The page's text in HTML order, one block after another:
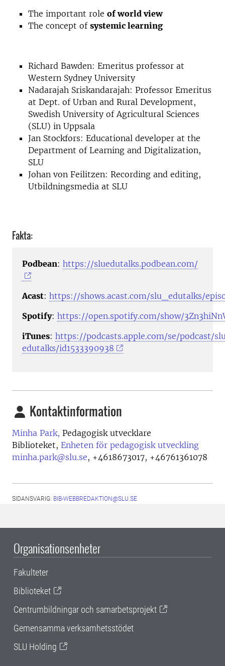
The important role of world view
The concept of systemic learning
Richard Bawden: Emeritus professor at
Western Sydney University
Nadarajah Sriskandarajah: Professor Emeritus
at Dept. of Urban and Rural Development,
Swedish University of Agricultural Sciences
(SLU) in Uppsala
Jan Stockfors: Educational developer at the
Department of Learning and Digitalization,
SLU
Johan von Feilitzen: Recording and editing,
Utbildningsmedia at SLU
Fakta:
Podbean: https://sluedutalks.podbean.com/
Acast: https://shows.acast.com/slu_edutalks/
Spotify: https://open.spotify.com/show/
iTunes: https://podcasts.apple.com/se/podcast/
edutalks/id1533390938
Kontaktinformation
Minha Park, Pedagogisk utvecklare
Biblioteket, Enheten för pedagogisk utveckling
minha.park@slu.se, +4618673017, +46761361078
SIDANSVARIG: BIB-WEBBREDAKTION@SLU.SE
Organisationsenheter
Fakulteter
Biblioteket
Centrumbildningar och samarbetsprojekt
Gemensamma verksamhetsstödet
SLU Holding